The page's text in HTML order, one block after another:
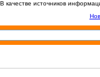
В качестве источников